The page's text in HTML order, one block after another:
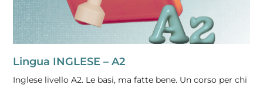
Lingua INGLESE – A2
Inglese livello A2. Le basi, ma fatte bene. Un corso per chi